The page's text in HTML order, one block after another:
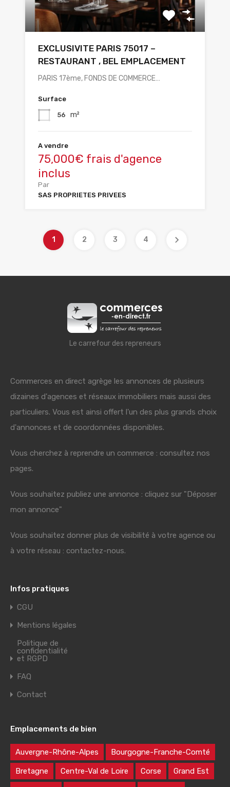
EXCLUSIVITE PARIS 75017 –
RESTAURANT , BEL EMPLACEMENT
PARIS 17ème, FONDS DE COMMERCE…
Surface
56 m²
A vendre
75,000€ frais d'agence
inclus
Par
SAS PROPRIETES PRIVEES
1 2 3 4
Le carrefour des repreneurs
Commerces en direct agrège les annonces de plusieurs
dizaines d'agences et réseaux immobiliers mais aussi des
particuliers. Vous est ainsi offert l'un des plus grands choix
d'annonces et de coordonnées disponibles.
Vous cherchez à reprendre un commerce : consultez nos
pages.
Vous souhaitez publiez une annonce : cliquez sur "Déposer
mon annonce"
Vous souhaitez donner plus de visibilité à votre agence ou
à votre réseau : contactez-nous.
Infos pratiques
CGU
Mentions légales
Politique de
confidentialité
et RGPD
FAQ
Contact
Emplacements de bien
Auvergne-Rhône-Alpes Bourgogne-Franche-Comté
Bretagne Centre-Val de Loire Corse Grand Est